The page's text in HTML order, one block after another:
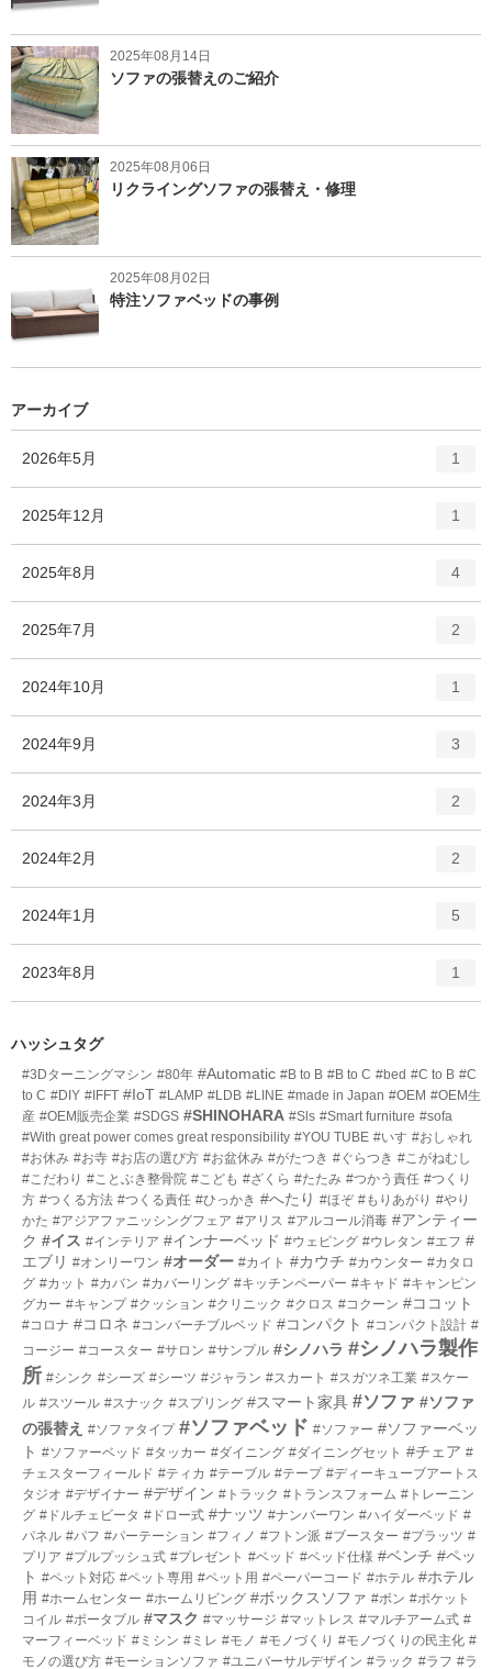
2025年08月14日
ソファの張替えのご紹介
2025年08月06日
リクライングソファの張替え・修理
2025年08月02日
特注ソファベッドの事例
アーカイブ
2026年5月
リ
ー
1
2025年12月
ー
1
2025年8月
ー
数
4
2025年7月
リ
ー
2
2024年10月
ー
1
2024年9月
ー
3
2024年3月
ー
2
2024年2月
ー
2
2024年1月
ー
5
2023年8月
リ
数
1
ハッシュタグ
#3Dターニングマシン #80年 #Automatic #B to B #B to C #bed #C to B #C
to C #DIY #IFFT #IoT #LAMP #LDB #LINE #made in Japan #OEM #OEM生
産 #OEM販売企業 #SDGS #SHINOHARA #Sls #Smart furniture #sofa
#With great power comes great responsibility #YOU TUBE #いす #おしゃれ
#お休み #お寺 #お店の選び方 #お盆休み #がたつき #ぐらつき #こがねむし
#こだわり #ことぶき整骨院 #こども #ざくら #たたみ #つかう責任 #つくり
方 #つくる方法 #つくる責任 #ひっかき #へたり #ほぞ #もりあがり #やり
かた #アジアファニッシングフェア #アリス #アルコール消毒 #アンティー
ク #イス #インテリア #インナーベッド #ウェピング #ウレタン #エフ #
エブリ #オンリーワン #オーダー #カイト #カウチ #カウンター #カタロ
グ #カット #カバン #カバーリング #キッチンペーパー #キャド #キャンピン
グカー #キャンプ #クッション #クリニック #クロス #コクーン #ココット
#コロナ #コロネ #コンバーチブルベッド #コンパクト #コンパクト設計 #
コージー #コースター #サロン #サンプル #シノハラ #シノハラ製作
所 #シンク #シーズ #シーツ #ジャラン #スカート #スガツネ工業 #スケー
ル #スツール #スナック #スプリング #スマート家具 #ソファ #ソファ
の張替え #ソファタイプ #ソファベッド #ソファー #ソファーベッ
ト #ソファーベッド #タッカー #ダイニング #ダイニングセット #チェア #
チェスターフィールド #ティカ #テーブル #テープ #ディーキューブアートス
タジオ #デザイナー #デザイン #トラック #トランスフォーム #トレーニン
グ #ドルチェビータ #ドロー式 #ナッツ #ナンバーワン #ハイダーベッド #
パネル #パフ #パーテーション #フィノ #フトン派 #ブースター #プラッツ #
プリア #プルプッシュ式 #プレゼント #ベッド #ベッド仕様 #ベンチ #ペッ
ト #ペット対応 #ペット専用 #ペット用 #ペーパーコード #ホテル #ホテル
用 #ホームセンター #ホームリビング #ボックスソファ #ボン #ポケット
コイル #ポータブル #マスク #マッサージ #マットレス #マルチアーム式 #
マーフィーベッド #ミシン #ミレ #モノ #モノづくり #モノづくりの民主化 #
モノの選び方 #モーションソファ #ユニバーサルデザイン #ラック #ラフ #ラ